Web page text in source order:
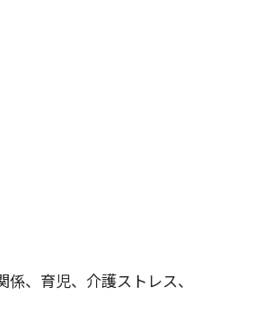
、育児、介護ストレス、